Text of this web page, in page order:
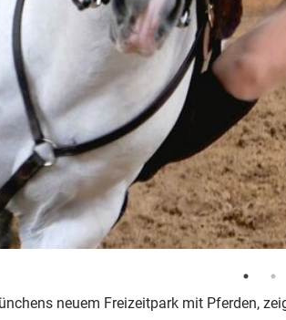
neuem Freizeitpark mit Pferden,